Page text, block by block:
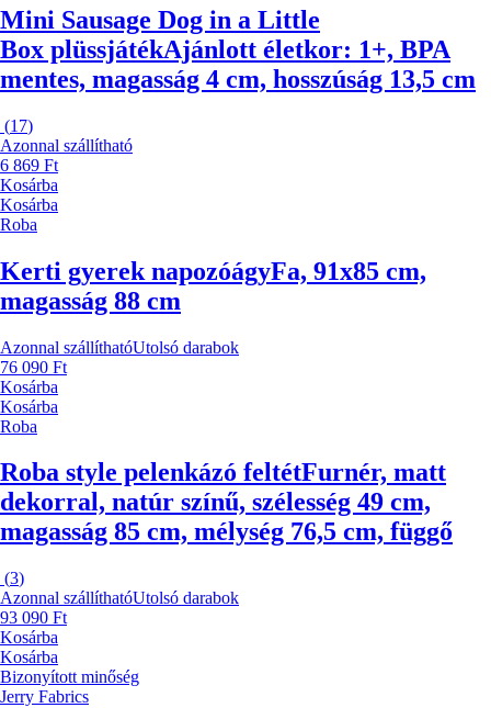
Mini Sausage Dog in a Little
Box plüssjátékAjánlott életkor: 1+, BPA
mentes, magasság 4 cm, hosszúság 13,5 cm
(17)
Azonnal szállítható
6 869 Ft
Kosárba
Kosárba
Roba
Kerti gyerek napozóágyFa, 91x85 cm,
magasság 88 cm
Azonnal szállíthatóUtolsó darabok
76 090 Ft
Kosárba
Kosárba
Roba
Roba style pelenkázó feltétFurnér, matt
dekorral, natúr színű, szélesség 49 cm,
magasság 85 cm, mélység 76,5 cm, függő
(3)
Azonnal szállíthatóUtolsó darabok
93 090 Ft
Kosárba
Kosárba
Bizonyított minőség
Jerry Fabrics